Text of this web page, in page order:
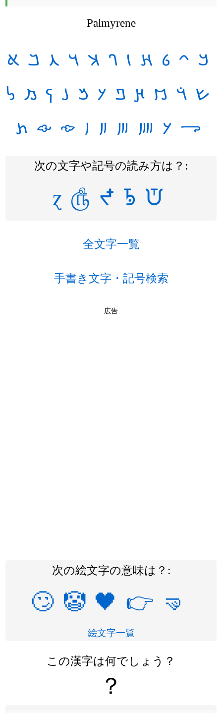
Palmyrene
𐡠 𐡡 𐡢 𐡣 𐡤 𐡥 𐡦 𐡧 𐡨 𐡩 𐡪
𐡫 𐡬 𐡭 𐡮 𐡯 𐡰 𐡱 𐡲 𐡳 𐡴 𐡵
𐡶 𐡷 𐡸 𐡹 𐡺 𐡻 𐡼 𐡽 𐡾
次の文字や記号の読み方は？:
ɀ ௹ ᖪ ᘬ ᙈ
全文字一覧
手書き文字・記号検索
広告
次の絵文字の意味は？:
🙄 🤡 🖤 👉 🤜
絵文字一覧
この漢字は何でしょう？
？